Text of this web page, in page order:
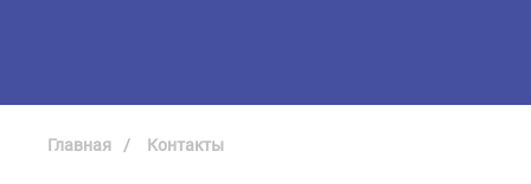
Главная Контакты